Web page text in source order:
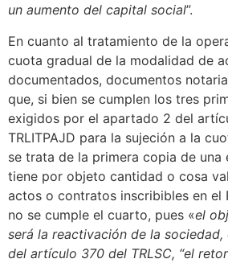
un aumento del capital social”.
En cuanto al tratamiento de la
cuota gradual de la modalidad de
documentados, documentos
que, si bien se cumplen los tres
exigidos por el apartado 2 del
TRLITPAJD para la sujeción a la
se trata de la primera copia de una
tiene por objeto cantidad o cosa
actos o contratos inscribibles en el
no se cumple el cuarto, pues «el
será la reactivación de la sociedad,
del artículo 370 del TRLSC, “el